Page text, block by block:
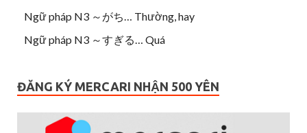
Ngữ pháp N3 ～がち… Thường, hay
Ngữ pháp N3 ～すぎる… Quá
ĐĂNG KÝ MERCARI NHẬN 500 YÊN